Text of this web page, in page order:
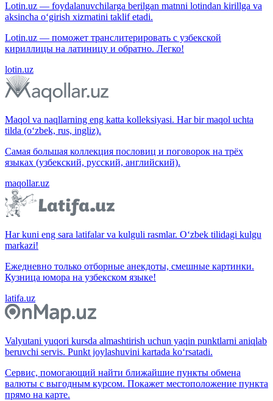
Lotin.uz — foydalanuvchilarga berilgan matnni lotindan kirillga va
aksincha o‘girish xizmatini taklif etadi.
Lotin.uz — поможет транслитерировать с узбекской
кириллицы на латиницу и обратно. Легко!
lotin.uz
Maqol va naqllarning eng katta kolleksiyasi. Har bir maqol uchta
tilda (o‘zbek, rus, ingliz).
Самая большая коллекция пословиц и поговорок на трёх
языках (узбекский, русский, английский).
maqollar.uz
Har kuni eng sara latifalar va kulguli rasmlar. O‘zbek tilidagi kulgu
markazi!
Ежедневно только отборные анекдоты, смешные картинки.
Кузница юмора на узбекском языке!
latifa.uz
Valyutani yuqori kursda almashtirish uchun yaqin punktlarni aniqlab
beruvchi servis. Punkt joylashuvini kartada ko‘rsatadi.
Сервис, помогающий найти ближайшие пункты обмена
валюты с выгодным курсом. Покажет местоположение пункта
прямо на карте.